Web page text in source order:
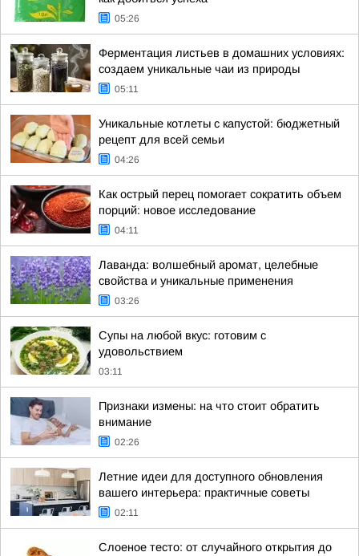
05:26
Ферментация листьев в домашних условиях:
создаем уникальные чаи из природы
05:11
Уникальные котлеты с капустой: бюджетный
рецепт для всей семьи
04:26
Как острый перец помогает сократить объем
порций: новое исследование
04:11
Лаванда: волшебный аромат, целебные
свойства и уникальные применения
03:26
Супы на любой вкус: готовим с
удовольствием
03:11
Признаки измены: на что стоит обратить
внимание
02:26
Летние идеи для доступного обновления
вашего интерьера: практичные советы
02:11
Слоеное тесто: от случайного открытия до